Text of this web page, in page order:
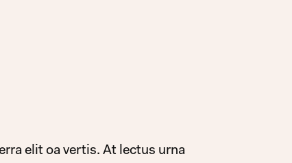
elit oa vertis. At lectus urna